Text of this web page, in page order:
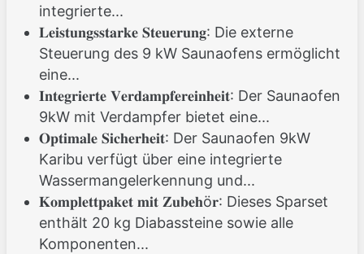
integrierte...
𝐋𝐞𝐢𝐬𝐭𝐮𝐧𝐠𝐬𝐬𝐭𝐚𝐫𝐤𝐞 𝐒𝐭𝐞𝐮𝐞𝐫𝐮𝐧𝐠: Die externe
Steuerung des 9 kW Saunaofens ermöglicht
eine...
𝐈𝐧𝐭𝐞𝐠𝐫𝐢𝐞𝐫𝐭𝐞 𝐕𝐞𝐫𝐝𝐚𝐦𝐩𝐟𝐞𝐫𝐞𝐢𝐧𝐡𝐞𝐢𝐭: Der Saunaofen
9kW mit Verdampfer bietet eine...
𝐎𝐩𝐭𝐢𝐦𝐚𝐥𝐞 𝐒𝐢𝐜𝐡𝐞𝐫𝐡𝐞𝐢𝐭: Der Saunaofen 9kW
Karibu verfügt über eine integrierte
Wassermangelerkennung und...
𝐊𝐨𝐦𝐩𝐥𝐞𝐭𝐭𝐩𝐚𝐤𝐞𝐭 𝐦𝐢𝐭 𝐙𝐮𝐛𝐞𝐡ö𝐫: Dieses Sparset
enthält 20 kg Diabassteine sowie alle
Komponenten...